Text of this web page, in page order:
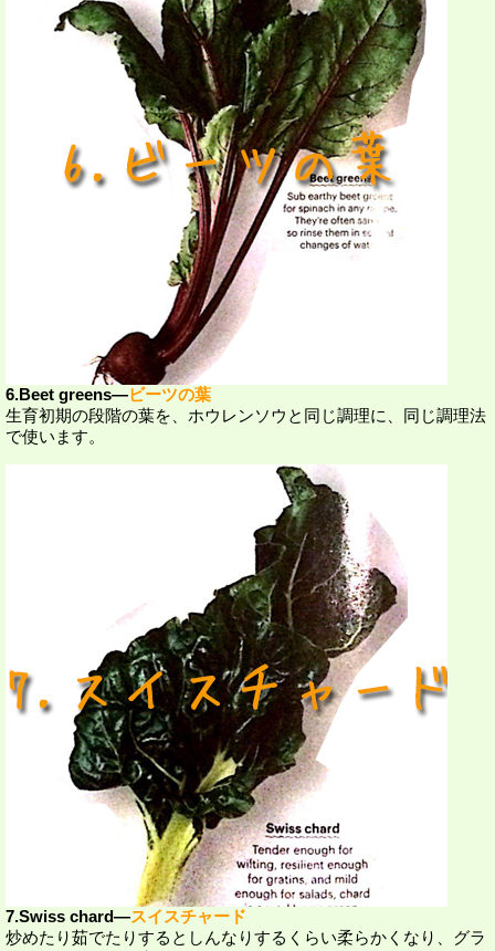
6.Beet greens―ビーツの葉
生育初期の段階の葉を、ホウレンソウと同じ調理に、同じ調理法
で使います。
7.Swiss chard―スイスチャード
炒めたり茹でたりするとしんなりするくらい柔らかくなり、グラ